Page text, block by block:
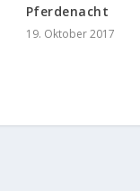
Pferdenacht
19. Oktober 2017